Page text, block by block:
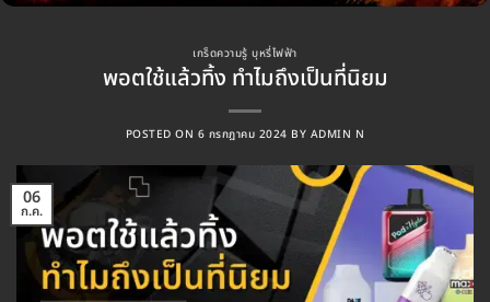
เกร็ดความรู้ บุหรี่ไฟฟ้า
พอตใช้แล้วทิ้ง ทำไมถึงเป็นที่นิยม
POSTED ON 6 กรกฎาคม 2024 BY ADMIN N
06
ก.ค.